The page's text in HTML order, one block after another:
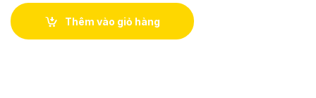
Thêm vào giỏ hàng